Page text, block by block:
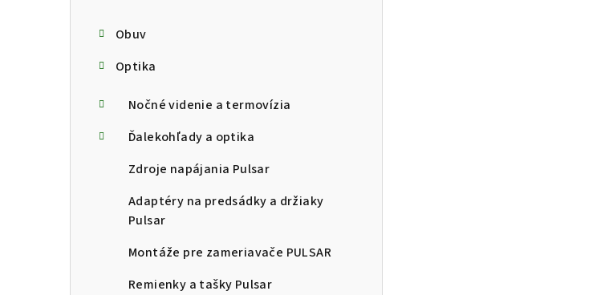
Obuv
Optika
Nočné videnie a termovízia
Ďalekohľady a optika
Zdroje napájania Pulsar
Adaptéry na predsádky a držiaky
Pulsar
Montáže pre zameriavače PULSAR
Remienky a tašky Pulsar